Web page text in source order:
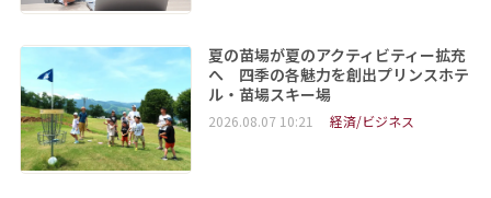
夏の苗場が夏のアクティビティー拡充
へ 四季の各魅力を創出プリンスホテ
ル・苗場スキー場
2026.08.07 10:21 経済/ビジネス